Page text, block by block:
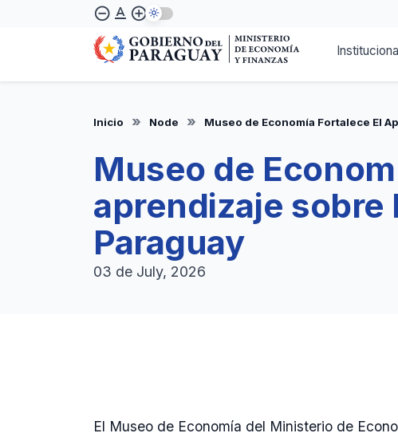
remove_circle_outline text_format add_circle_outline
Inicio Node Museo de Economía Fortalece El
Museo de
aprendizaje sobre
Paraguay
03 de July, 2026
El Museo de Economía del Ministerio de